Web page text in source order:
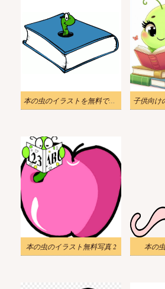
本の虫のイラストを無料でダウンロード
本の虫のイラスト無料写真 2 本の